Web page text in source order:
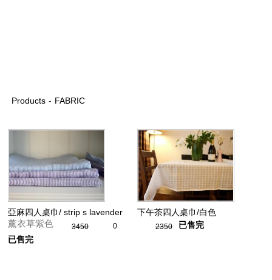
Products - FABRIC
亞麻四人桌巾/ strip s lavender
薰衣草紫色 3450 0
已售完
下午茶四人桌巾/白色
2350 已售完